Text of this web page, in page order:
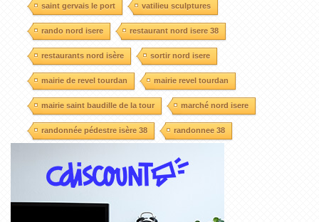
saint gervais le port vatilieu sculptures
rando nord isere restaurant nord isere 38
restaurants nord isère sortir nord isere
mairie de revel tourdan mairie revel tourdan
mairie saint baudille de la tour marché nord isere
randonnée pédestre isère 38 randonnee 38